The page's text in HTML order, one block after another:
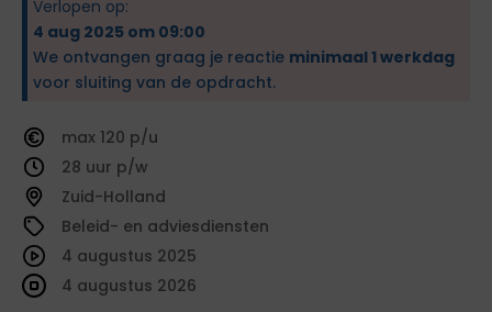
Verlopen op:
4 aug 2025 om 09:00
We ontvangen graag je reactie minimaal 1 werkdag
voor sluiting van de opdracht.
120
28
Zuid-Holland
Beleid- en adviesdiensten
4 augustus 2025
4 augustus 2026